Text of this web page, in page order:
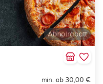
Abholrabatt
min. ab 30,00 €